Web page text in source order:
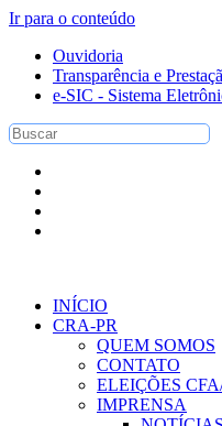
Ir para o conteúdo
Ouvidoria
Transparência e
e-SIC - Sistema
INÍCIO
CRA-PR
QUEM SOMOS
CONTATO
ELEIÇÕES
IMPRENSA